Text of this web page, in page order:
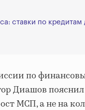
ставки по
по
Диашов пояснил
МСП, а не на